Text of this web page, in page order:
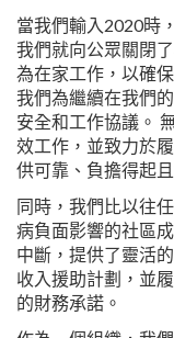
當我們輸入2020時
我們就向公眾關閉
為在家工作，以確
我們為繼續在我們
安全和工作協議。
效工作，並致力於
供可靠、負擔得起
同時，我們比以往
病負面影響的社區
中斷，提供了靈活
收入援助計劃，並
的財務承諾。